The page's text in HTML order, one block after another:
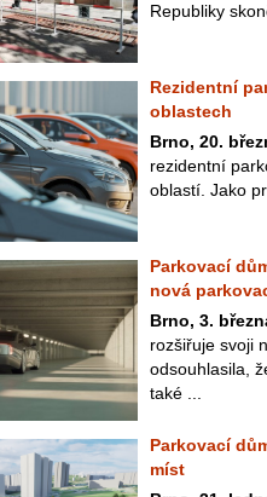
Republiky
Rezidentní
oblastech
Brno, 20.
rezidentní
oblastí. Jako
Parkovací
nová
Brno, 3.
rozšiřuje svoji
odsouhlasila,
také ...
Parkovací
míst